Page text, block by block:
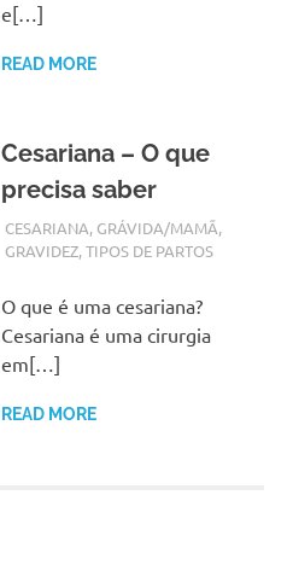
e[…]
READ MORE
Cesariana – O que
precisa saber
SETEMBRO 18, 2017
ADMIN
CESARIANA, GRÁVIDA/MAMÃ,
GRAVIDEZ,TIPOS DE PARTOS
O que é uma cesariana?
Cesariana é uma cirurgia
em[…]
READ MORE